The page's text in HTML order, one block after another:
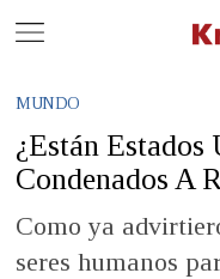
MUNDO
¿Están
Condenados A
Como ya
seres humanos